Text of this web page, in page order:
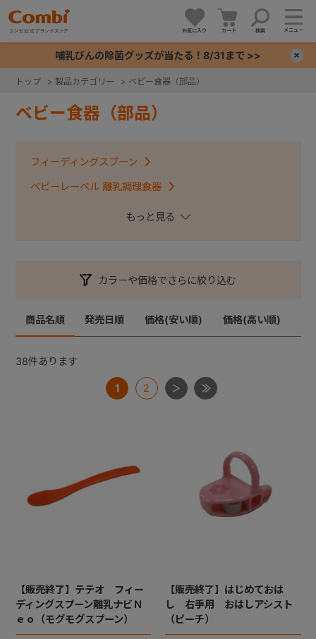
お気に入り カート 検索 メニュー
哺乳びんの除菌グッズが当たる！8/31まで >>
トップ > 製品カテゴリー > ベビー食器（部品）
ベビー食器（部品）
フィーディングスプーン
ベビーレーベル 離乳調理食器
くまのプーさん離乳食じょ～ず
お食事周辺グッズカラーや価格でさらに絞り込む
商品名順 発売日順 価格(安い順) 価格(高い順)
38件あります
1 2
【販売終了】テテオ フィー
ディングスプーン離乳ナビＮ
ｅｏ（モグモグスプーン）
【販売終了】はじめておは
し 右手用 おはしアシスト
（ピーチ）